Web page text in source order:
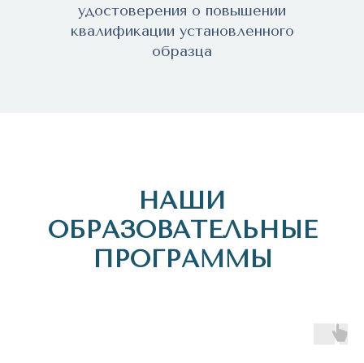
удостоверения о повышении
квалификации установленного
образца
НАШИ
ОБРАЗОВАТЕЛЬНЫЕ
ПРОГРАММЫ